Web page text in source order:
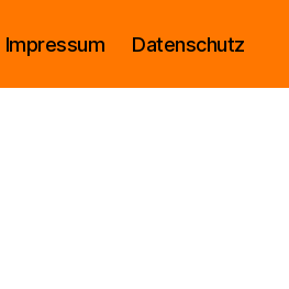
Impressum
Datenschutz